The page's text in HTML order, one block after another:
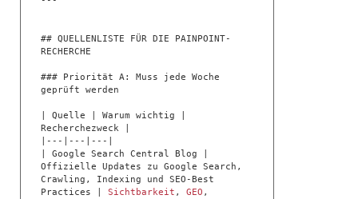
## QUELLENLISTE FÜR DIE PAINPOINT-
RECHERCHE
### Priorität A: Muss jede Woche
geprüft werden
| Quelle | Warum wichtig |
Recherchezweck |
|---|---|---|
| Google Search Central Blog |
Offizielle Updates zu Google Search,
Crawling, Indexing und SEO-Best
Practices | Sichtbarkeit , GEO ,